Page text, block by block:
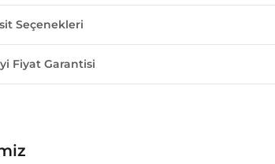
Seçenekleri
Fiyat Garantisi